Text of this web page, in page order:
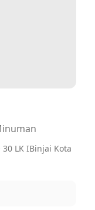
30 LK IBinjai Kota